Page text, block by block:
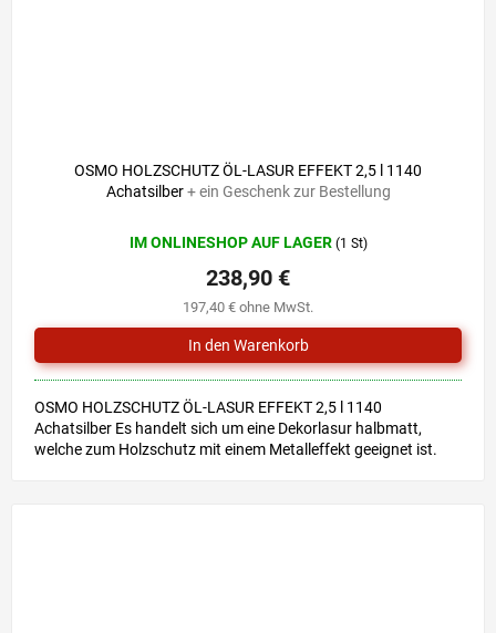
OSMO HOLZSCHUTZ ÖL-LASUR EFFEKT 2,5 l 1140
Achatsilber+ ein Geschenk zur Bestellung
IM ONLINESHOP AUF LAGER (1 St)
197,40 € ohne MwSt.
238,90 €
OSMO HOLZSCHUTZ ÖL-LASUR EFFEKT 2,5 l 1140
Achatsilber Es handelt sich um eine Dekorlasur halbmatt,
welche zum Holzschutz mit einem Metalleffekt geeignet ist.